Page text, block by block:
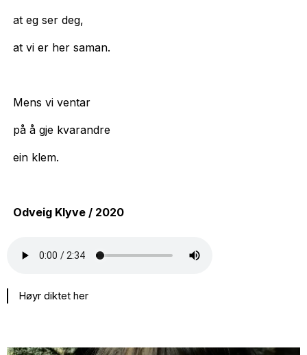
at eg ser deg,
at vi er her saman.
Mens vi ventar
på å gje kvarandre
ein klem.
Odveig Klyve / 2020
Høyr diktet her